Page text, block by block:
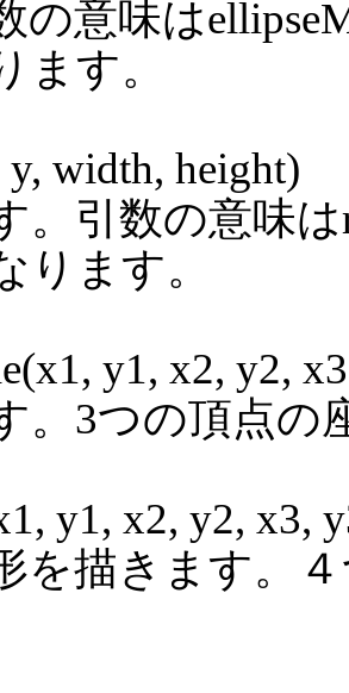
の意味は
ます。
y, width,
。引数の意味
ります。
y1, x2,
。3つの頂点の
y1, x2, y2,
を描きます。